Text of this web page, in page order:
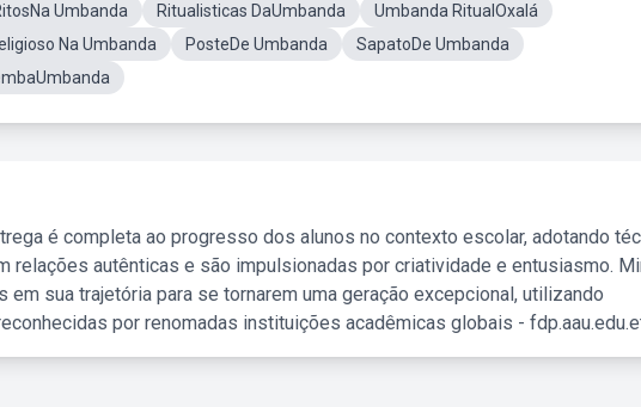
Umbanda Ritualisticas DaUmbanda
Umbanda RitualOxalá
Na Umbanda PosteDe Umbanda
SapatoDe Umbanda
é completa ao progresso dos alunos no contexto escolar, adotando
relações autênticas e são impulsionadas por criatividade e entusiasmo.
em sua trajetória para se tornarem uma geração excepcional, utilizando
por renomadas instituições acadêmicas globais -